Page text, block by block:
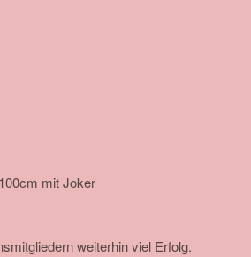
mit Joker
weiterhin viel Erfolg.